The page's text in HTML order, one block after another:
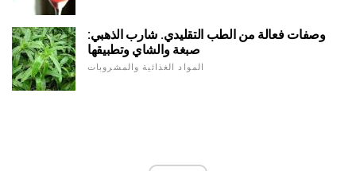
وصفات فعالة من الطب التقليدي. شارب الذهبي:
صبغة والشاي وتطبيقها
المواد الغذائية والمشروبات